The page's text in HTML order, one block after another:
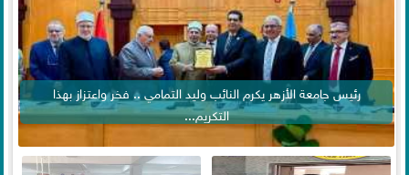
رئيس جامعة الأزهر يكرم النائب وليد التمامي .. فخر واعتزاز بهذا
التكريم...